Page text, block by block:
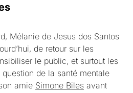
Mélanie de Jesus dos Santos
de retour sur les
le public, et surtout les
de la santé mentale
amie Simone Biles avant